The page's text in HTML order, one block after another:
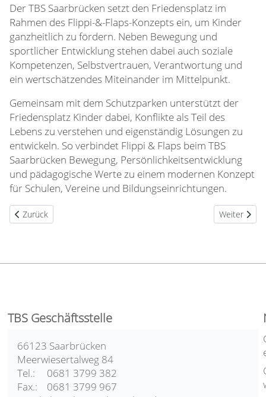
Der TBS Saarbrücken setzt den Friedensplatz im
Rahmen des Flippi-&-Flaps-Konzepts ein, um Kinder
ganzheitlich zu fördern. Neben Bewegung und
sportlicher Entwicklung stehen dabei auch soziale
Kompetenzen, Selbstvertrauen, Verantwortung und
ein wertschätzendes Miteinander im Mittelpunkt.
Gemeinsam mit dem Schutzparken unterstützt der
Friedensplatz Kinder dabei, Konflikte als Teil des
Lebens zu verstehen und eigenständig Lösungen zu
entwickeln. So verbindet Flippi & Flaps beim TBS
Saarbrücken Bewegung, Persönlichkeitsentwicklung
und pädagogische Werte zu einem modernen Konzept
für Schulen, Vereine und Bildungseinrichtungen.
Vorheriger Beitrag: Flippi & Flaps – Akrobatik, Parkour und Turnen
Zurück Nächster
Weiter
TBS Geschäftsstelle
66123 Saarbrücken
Meerwiesertalweg 84
Tel.: 0681 3799 382
Fax.: 0681 3799 967